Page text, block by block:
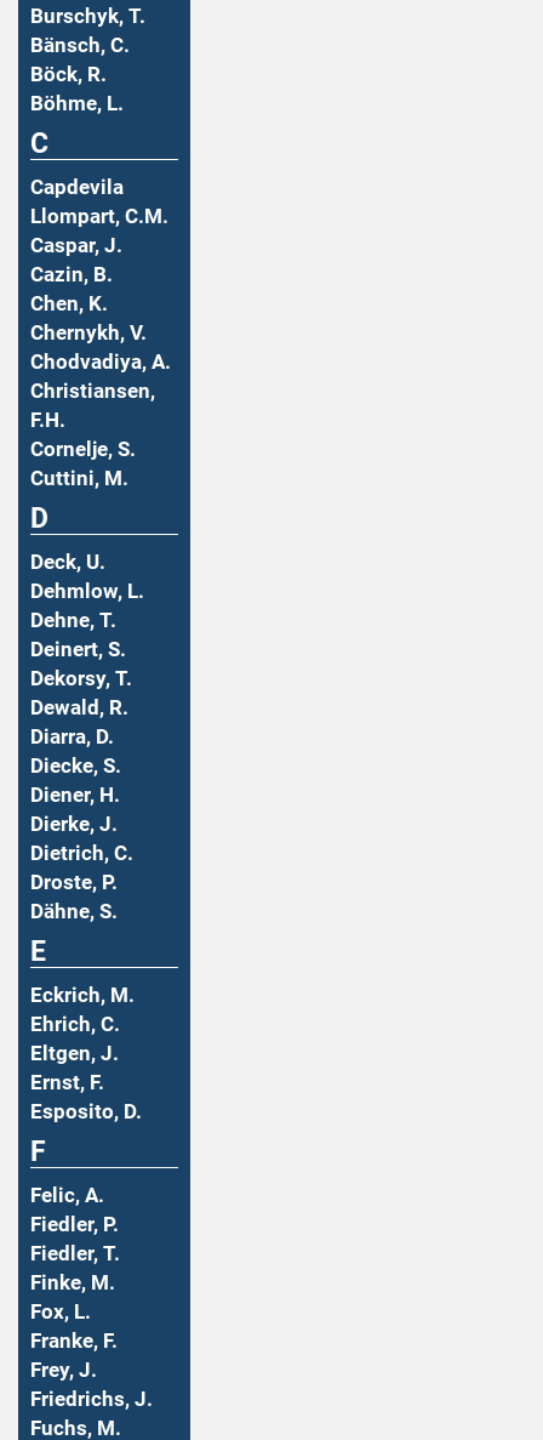
Burschyk, T.
Bänsch, C.
Böck, R.
Böhme, L.
C
Capdevila
Llompart, C.M.
Caspar, J.
Cazin, B.
Chen, K.
Chernykh, V.
Chodvadiya, A.
Christiansen,
F.H.
Cornelje, S.
Cuttini, M.
D
Deck, U.
Dehmlow, L.
Dehne, T.
Deinert, S.
Dekorsy, T.
Dewald, R.
Diarra, D.
Diecke, S.
Diener, H.
Dierke, J.
Dietrich, C.
Droste, P.
Dähne, S.
E
Eckrich, M.
Ehrich, C.
Eltgen, J.
Ernst, F.
Esposito, D.
F
Felic, A.
Fiedler, P.
Fiedler, T.
Finke, M.
Fox, L.
Franke, F.
Frey, J.
Friedrichs, J.
Fuchs, M.